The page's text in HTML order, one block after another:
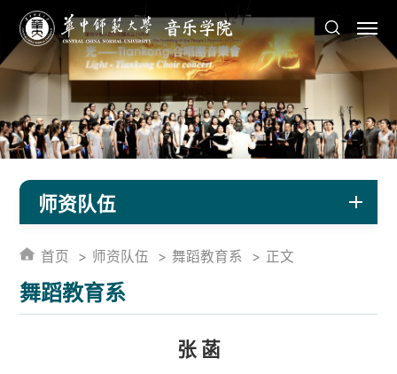
师资队伍
舞蹈教育系
首页 师资队伍 舞蹈教育系 正文
张 菡